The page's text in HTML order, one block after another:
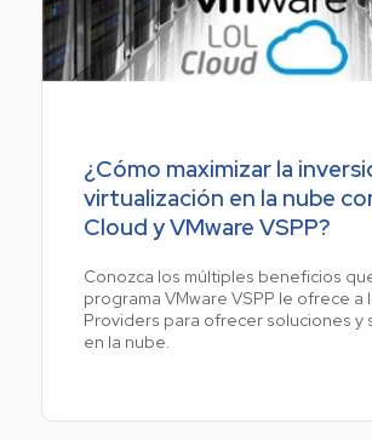
¿Cómo maximizar la
virtualización en la nube
Cloud y VMware VSPP?
Conozca los múltiples beneficios
programa VMware VSPP le ofrece a
Providers para ofrecer soluciones y
en la nube.